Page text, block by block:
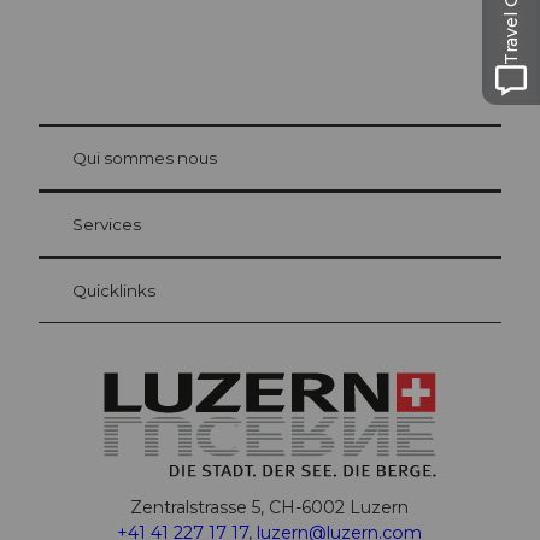
Carte d’hôte Lucerne
Vos avantages en tant qu'hôte pour la nuit
at Bre
Qui sommes nous
Services
Quicklinks
Zentralstrasse 5, CH-6002 Luzern
+41 41 227 17 17, luzern@luzern.com